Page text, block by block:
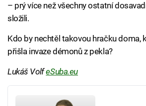
– prý více než všechny ostatní
složili.
Kdo by nechtěl takovou hračku doma,
přišla invaze démonů z pekla?
Lukáš VolfeSuba.eu